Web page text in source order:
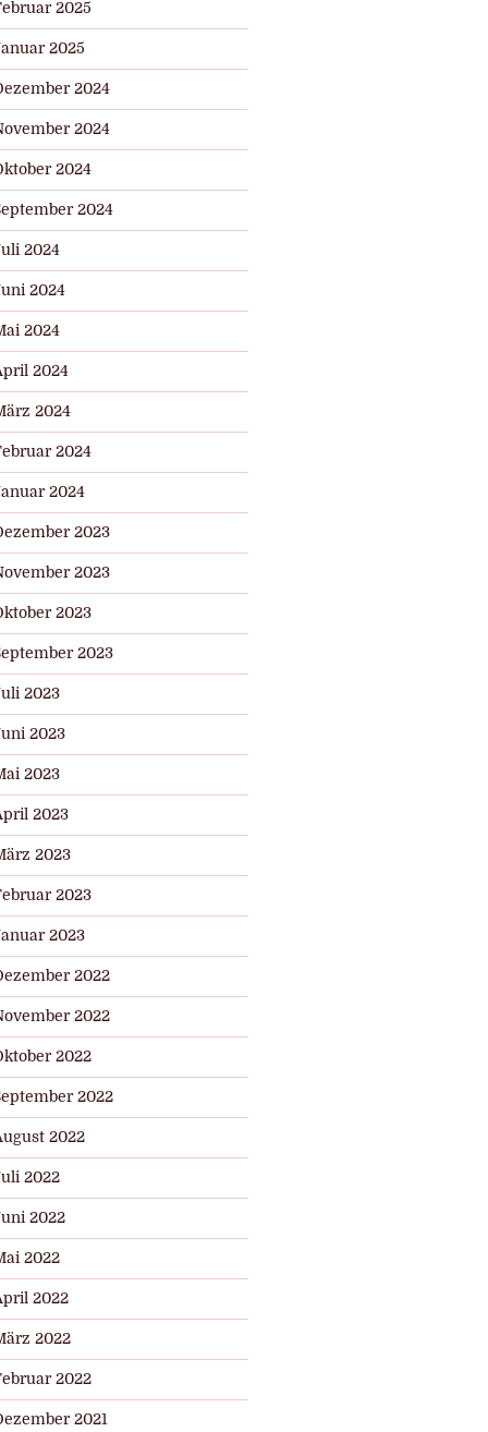
2025
2025
2024
2024
2024
2024
2024
2024
2024
2024
2024
2024
2024
2023
2023
2023
2023
2023
2023
2023
2023
2023
2023
2023
2022
2022
2022
2022
2022
2022
2022
2022
2022
2022
2022
2021